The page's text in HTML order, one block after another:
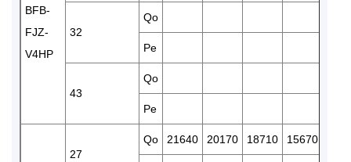
BFB-
FJZ-
V4HP
32
Qo
Pe
43
Qo
Pe
27
Qo 21640 20170 18710 15670